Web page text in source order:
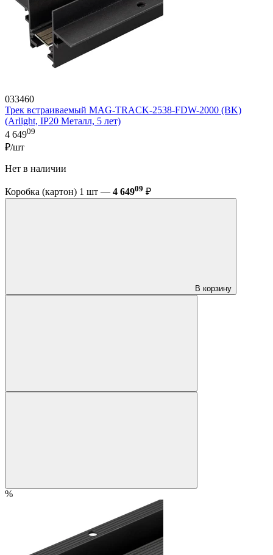
033460
Трек встраиваемый MAG-TRACK-2538-FDW-2000 (BK)
(Arlight, IP20 Металл, 5 лет)
4 64909
₽/шт
Нет в наличии
Коробка (картон) 1 шт — 4 64909 ₽
В корзину
%